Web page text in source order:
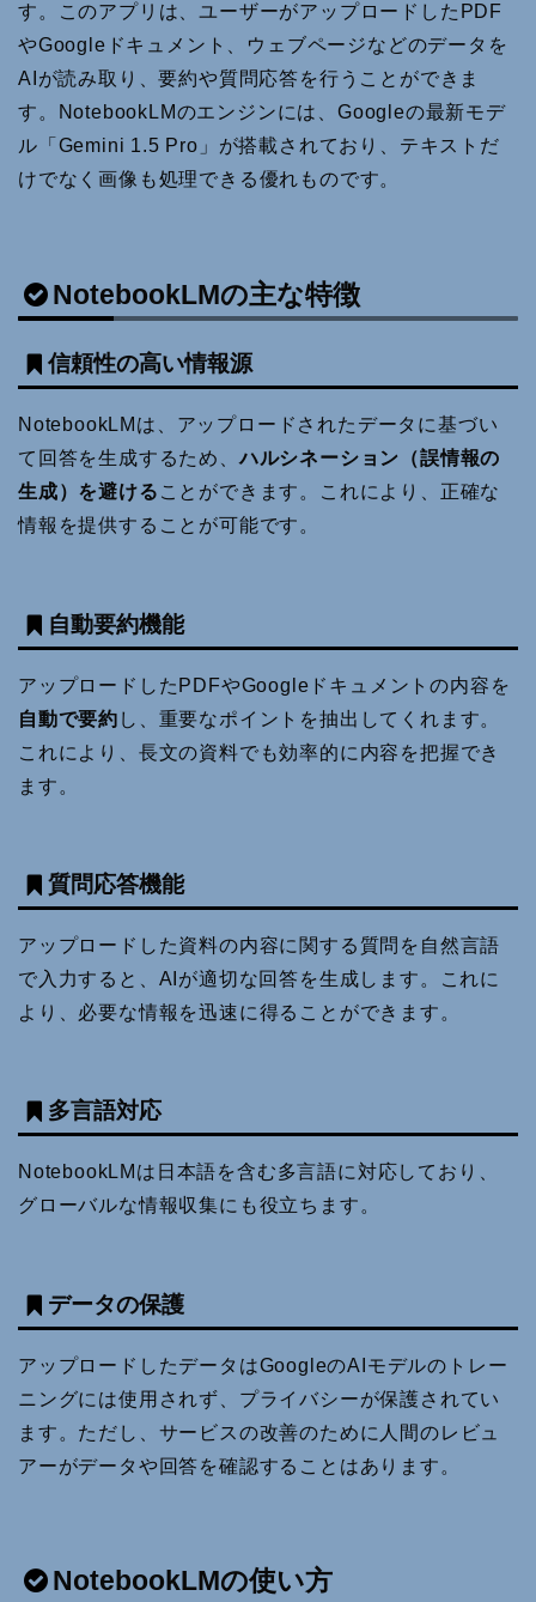
す。このアプリは、ユーザーがアップロードしたPDF
やGoogleドキュメント、ウェブページなどのデータを
AIが読み取り、要約や質問応答を行うことができま
す。NotebookLMのエンジンには、Googleの最新モデ
ル「Gemini 1.5 Pro」が搭載されており、テキストだ
けでなく画像も処理できる優れものです。
NotebookLMの主な特徴
信頼性の高い情報源
NotebookLMは、アップロードされたデータに基づい
て回答を生成するため、ハルシネーション（誤情報の
生成）を避ける ことができます。これにより、正確な
情報を提供することが可能です。
自動要約機能
アップロードしたPDFやGoogleドキュメントの内容を
自動で要約 し、重要なポイントを抽出してくれます。
これにより、長文の資料でも効率的に内容を把握でき
ます。
質問応答機能
アップロードした資料の内容に関する質問を自然言語
で入力すると、AIが適切な回答を生成します。これに
より、必要な情報を迅速に得ることができます。
多言語対応
NotebookLMは日本語を含む多言語に対応しており、
グローバルな情報収集にも役立ちます。
データの保護
アップロードしたデータはGoogleのAIモデルのトレー
ニングには使用されず、プライバシーが保護されてい
ます。ただし、サービスの改善のために人間のレビュ
アーがデータや回答を確認することはあります。
NotebookLMの使い方